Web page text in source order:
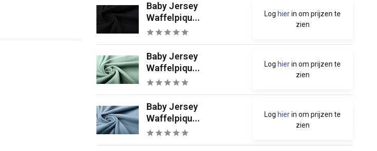
Baby Jersey
Waffelpiqu...
Log hierin om prijzen te
zien
Baby Jersey
Waffelpiqu...
Log hierin om prijzen te
zien
Baby Jersey
Waffelpiqu...
Log hierin om prijzen te
zien